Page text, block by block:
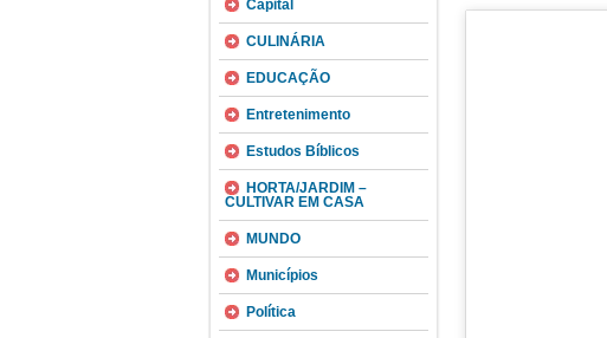
Capital
CULINÁRIA
EDUCAÇÃO
Entretenimento
Estudos Bíblicos
HORTA/JARDIM –
CULTIVAR EM CASA
MUNDO
Municípios
Política